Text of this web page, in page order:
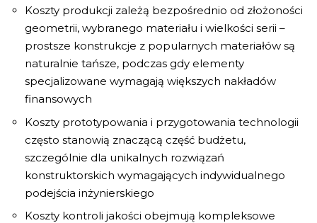
Koszty produkcji zależą bezpośrednio od złożoności
geometrii, wybranego materiału i wielkości serii –
prostsze konstrukcje z popularnych materiałów są
naturalnie tańsze, podczas gdy elementy
specjalizowane wymagają większych nakładów
finansowych
Koszty prototypowania i przygotowania technologii
często stanowią znaczącą część budżetu,
szczególnie dla unikalnych rozwiązań
konstruktorskich wymagających indywidualnego
podejścia inżynierskiego
Koszty kontroli jakości obejmują kompleksowe